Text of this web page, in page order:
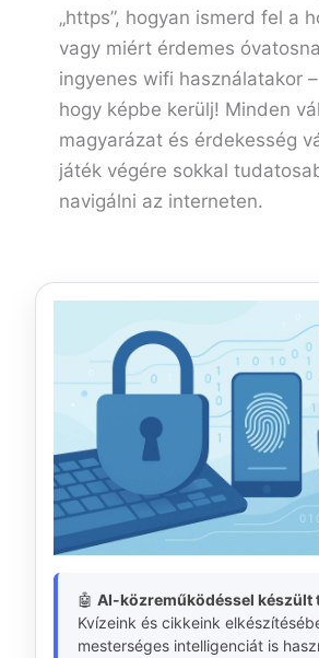
„https”, hogyan ismerd fel a
vagy miért érdemes
ingyenes wifi használatakor
hogy képbe kerülj! Minden
magyarázat és érdekesség
játék végére sokkal
navigálni az interneten.
🤖 AI-közreműködéssel készült
Kvízeink és cikkeink
mesterséges intelligenciát is